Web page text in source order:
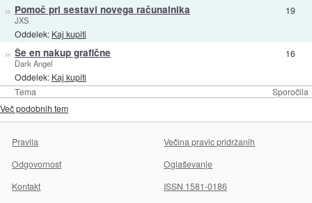
Tema Sporočila
» Pomoč pri sestavi novega računalnika
JXS
Oddelek: Kaj kupiti
19
» Še en nakup grafične
Dark Angel
Oddelek: Kaj kupiti
16
Več podobnih tem
Pravila
Večina pravic pridržanih
Odgovornost
Oglaševanje
Kontakt
ISSN 1581-0186